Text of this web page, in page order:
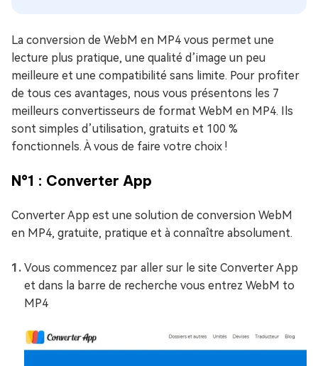
La conversion de WebM en MP4 vous permet une
lecture plus pratique, une qualité d’image un peu
meilleure et une compatibilité sans limite. Pour profiter
de tous ces avantages, nous vous présentons les 7
meilleurs convertisseurs de format WebM en MP4. Ils
sont simples d’utilisation, gratuits et 100 %
fonctionnels. À vous de faire votre choix !
N°1 : Converter App
Converter App est une solution de conversion WebM
en MP4, gratuite, pratique et à connaître absolument.
Vous commencez par aller sur le site Converter App
et dans la barre de recherche vous entrez WebM to
MP4